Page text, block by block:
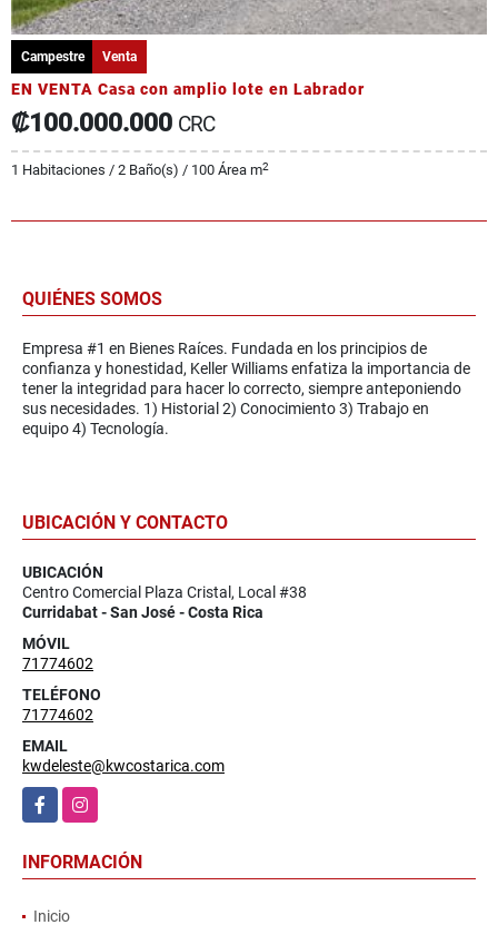
Campestre Venta
EN VENTA Casa con amplio lote en Labrador
₡100.000.000 CRC
1 Habitaciones / 2 Baño(s) / 100 Área m2
QUIÉNES SOMOS
Empresa #1 en Bienes Raíces. Fundada en los principios de
confianza y honestidad, Keller Williams enfatiza la importancia de
tener la integridad para hacer lo correcto, siempre anteponiendo
sus necesidades. 1) Historial 2) Conocimiento 3) Trabajo en
equipo 4) Tecnología.
UBICACIÓN Y CONTACTO
UBICACIÓN
Centro Comercial Plaza Cristal, Local #38
Curridabat - San José - Costa Rica
MÓVIL
71774602
TELÉFONO
71774602
EMAIL
kwdeleste@kwcostarica.com
FacebookInstagram
INFORMACIÓN
Inicio